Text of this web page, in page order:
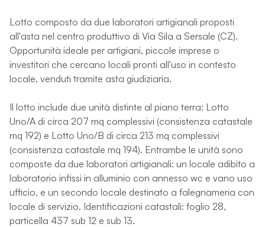
Lotto composto da due laboratori artigianali proposti
all'asta nel centro produttivo di Via Sila a Sersale (CZ).
Opportunità ideale per artigiani, piccole imprese o
investitori che cercano locali pronti all'uso in contesto
locale, venduti tramite asta giudiziaria.
Il lotto include due unità distinte al piano terra: Lotto
Uno/A di circa 207 mq complessivi (consistenza catastale
mq 192) e Lotto Uno/B di circa 213 mq complessivi
(consistenza catastale mq 194). Entrambe le unità sono
composte da due laboratori artigianali: un locale adibito a
laboratorio infissi in alluminio con annesso wc e vano uso
ufficio, e un secondo locale destinato a falegnameria con
locale di servizio. Identificazioni catastali: foglio 28,
particella 437 sub 12 e sub 13.